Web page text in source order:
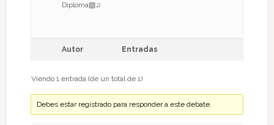
Diploma▧♫
Autor Entradas
Viendo 1 entrada (de un total de 1)
Debes estar registrado para responder a este debate.